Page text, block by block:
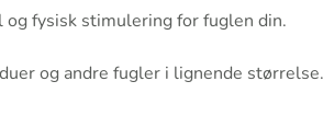
fysisk stimulering for fuglen din.
og andre fugler i lignende størrelse.